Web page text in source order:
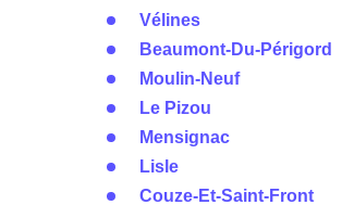
Vélines
Beaumont-Du-Périgord
Moulin-Neuf
Le Pizou
Mensignac
Lisle
Couze-Et-Saint-Front